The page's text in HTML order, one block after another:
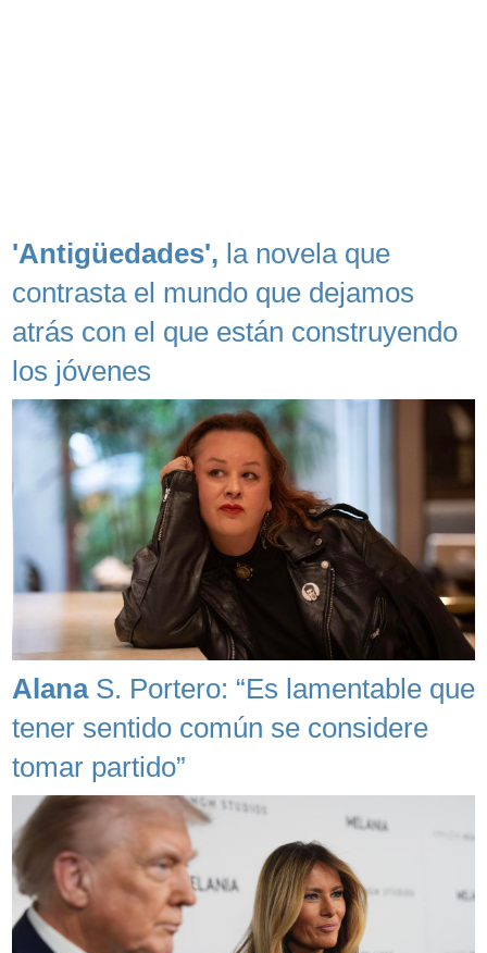
'Antigüedades', la novela que
contrasta el mundo que dejamos
atrás con el que están construyendo
los jóvenes
AlanaS. Portero: “Es lamentable que
tener sentido común se considere
tomar partido”